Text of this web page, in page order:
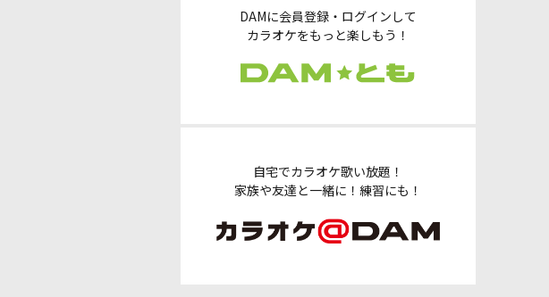
DAMに会員登録・ログインして
カラオケをもっと楽しもう！
自宅でカラオケ歌い放題！
家族や友達と一緒に！練習にも！